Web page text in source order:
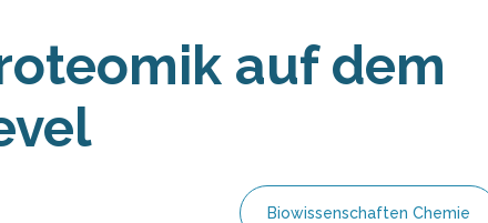
auf dem
Biowissenschaften Chemie